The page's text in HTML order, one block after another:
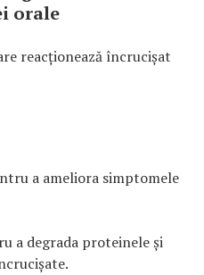
orale
reacționează încrucișat
a ameliora simptomele
a degrada proteinele și